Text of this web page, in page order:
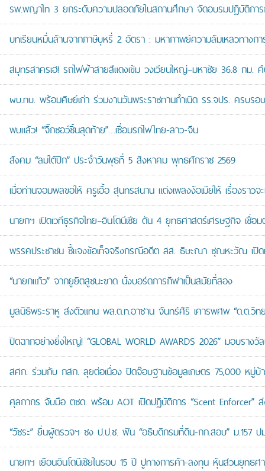
รพ.พญาไท 3 ยกระดับความปลอดภัยในสถานศึกษา จัดอบรมปฏิบัติกา
บทเรียนหมื่นล้านจากภาษีบุหรี่ 2 อัตรา : มหากาพย์ความล้มเหลวทางก
สมุทรสาครเฮ! รถไฟฟ้าสายสีแดงเข้ม วงเวียนใหญ่–มหาชัย 36.8 ก
ผบ.ทบ. พร้อมศิษย์เก่า ร่วมงานวันพระราชทานกำเนิด รร.จปร. ครบ
พบแล้ว! “จิ๊กซอว์ชิ้นสุดท้าย”…เชื่อมรถไฟไทย-ลาว-จีน
สังคม “ลมใต้ปีก” ประจำวันพุธที่ 5 สิงหาคม พุทธศักราช 2569
เมื่อท่านจอมพลขอให้ ครูเอื้อ สุนทรสนาน แต่งเพลงง้อเมียให้ เรื่องราวจะ
นายกฯ เปิดเวทีธุรกิจไทย–อินโดนีเซีย ดัน 4 ยุทธศาสตร์เศรษฐกิจ เ
พรรคประชาชน ชี้แจงข้อเท็จจริงกรณีอดีต สส. ธิษะณา ชุณหะวัณ เปิด
“นายกแก้ว” จากยูยิตสูชนะขาด นั่งบอร์ดการกีฬาเป็นสมัยที่สอง
มูลนิธิพระราหู ส่งตัวแทน พล.ต.ท.อาชาน จันทร์ศิริ เคารพศพ “ด.ต.วิท
ปิดฉากอย่างยิ่งใหญ่! “GLOBAL WORLD AWARDS 2026” มอบรา
สศก. ร่วมกับ กสก. ลุยต่อเนื่อง ปิดจ๊อบฐานข้อมูลเกษตร 75,000 หมู่
ศุลกากร จับมือ ตชด. พร้อม AOT เปิดปฏิบัติการ “Scent Enforcer”
“วัชระ” ยื่นผู้ตรวจฯ ชง ป.ป.ช. ฟัน “อธิบดีกรมที่ดิน-กก.สอบ” ม.157 ป
นายกฯ เยือนอินโดนีเซียในรอบ 15 ปี ปูทางการค้า-ลงทุน หุ้นส่วนยุทธศ